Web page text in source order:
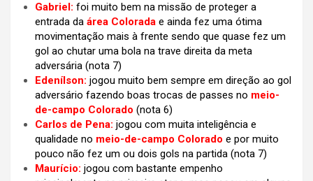
Gabriel: foi muito bem na missão de proteger a
entrada da área Colorada e ainda fez uma ótima
movimentação mais à frente sendo que quase fez um
gol ao chutar uma bola na trave direita da meta
adversária (nota 7)
Edenílson: jogou muito bem sempre em direção ao gol
adversário fazendo boas trocas de passes no meio-
de-campo Colorado (nota 6)
Carlos de Pena: jogou com muita inteligência e
qualidade no meio-de-campo Colorado e por muito
pouco não fez um ou dois gols na partida (nota 7)
Maurício: jogou com bastante empenho